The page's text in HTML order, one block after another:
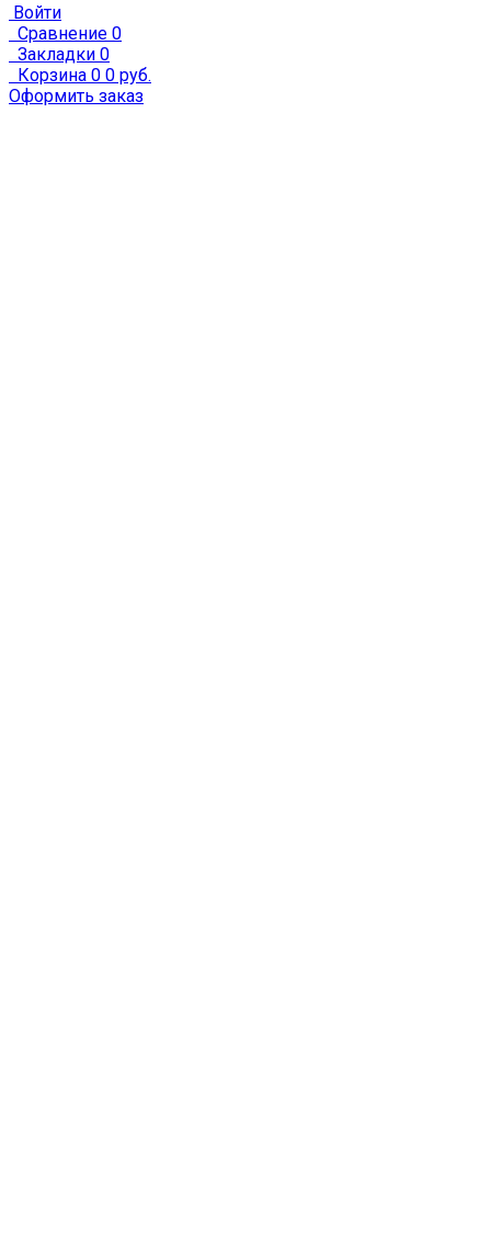
Войти
Сравнение 0
Закладки 0
Корзина 0 0 руб.
Оформить заказ